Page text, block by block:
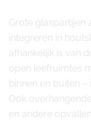
Grote glaspartijen
integreren in
afhankelijk is van
open leefruimtes
binnen en buiten
Ook
en andere